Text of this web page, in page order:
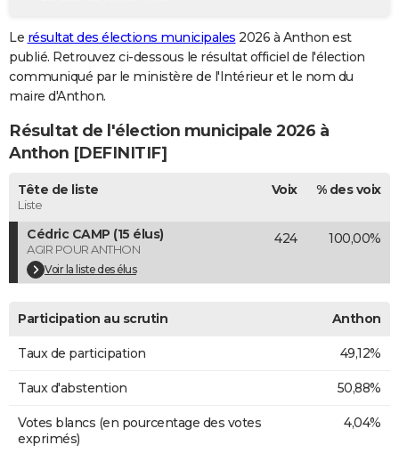
GUIDES D'ACHAT
BONS PLANS
CARTE DE VOEUX
Carte de Noël
Carte Bonne année
Carte Saint-Valentin
Carte Pâques
Carte d'anniversaire
DICTIONNAIRE
Dictionnaire
Biographies
Citations
Expressions
Proverbes
PROGRAMME TV
COPAINS D'AVANT
S'inscrire
Se connecter
Lycées
Collèges
Primaires
Universités
Entreprises
Service militaire
Avis de recherche
AVIS DE DÉCÈS
FORUM
Le résultat des élections municipales 2026 à Anthon est
publié. Retrouvez ci-dessous le résultat officiel de l'élection
communiqué par le ministère de l'Intérieur et le nom du
maire d'Anthon.
Résultat de l'élection municipale 2026 à
Anthon [DEFINITIF]
Tête de liste
Liste
Voix % des voix
Cédric CAMP (15 élus)
AGIR POUR ANTHON
Voir la liste des élus
424 100,00%
Participation au scrutin Anthon
Taux de participation 49,12%
Taux d'abstention 50,88%
Votes blancs (en pourcentage des votes
exprimés)
4,04%